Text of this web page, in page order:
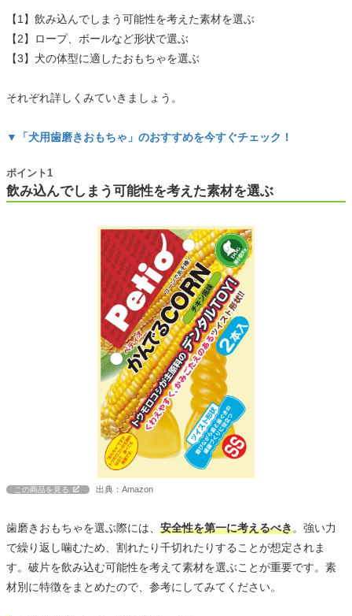
【1】飲み込んでしまう可能性を考えた素材を選ぶ
【2】ロープ、ボールなど形状で選ぶ
【3】犬の体型に適したおもちゃを選ぶ
それぞれ詳しくみていきましょう。
▼「犬用歯磨きおもちゃ」のおすすめを今すぐチェック！
飲み込んでしまう可能性を考えた素材を選ぶ
ポイント1
この商品を見る 出典：Amazon
歯磨きおもちゃを選ぶ際には、 安全性を第一に考えるべき。強い力
で繰り返し噛むため、割れたり千切れたりすることが想定されま
す。破片を飲み込む可能性を考えて素材を選ぶことが重要です。素
材別に特徴をまとめたので、参考にしてみてください。